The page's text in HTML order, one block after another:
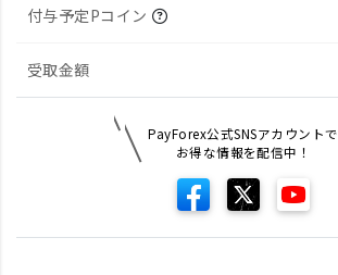
付与予定Pコイン
受取金額
PayForex公式SNSアカウントで
お得な情報を配信中！